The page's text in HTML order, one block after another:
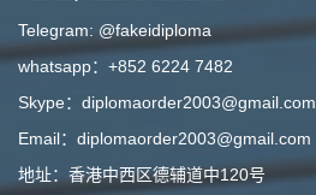
Telegram: @fakeidiploma
whatsapp：+852 6224 7482
Skype：diplomaorder2003@gmail.com
Email：diplomaorder2003@gmail.com
地址：香港中西区德辅道中120号